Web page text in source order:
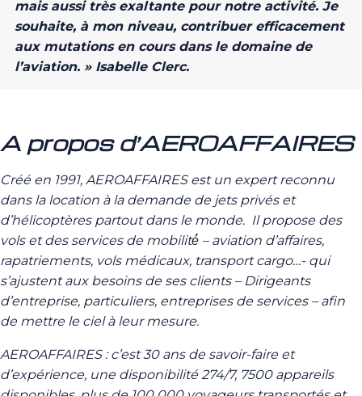
mais aussi très exaltante pour notre activité. Je
souhaite, à mon niveau, contribuer efficacement
aux mutations en cours dans le domaine de
l’aviation. » Isabelle Clerc.
A propos d’AEROAFFAIRES
Créé en 1991, AEROAFFAIRES est un expert reconnu
dans la location à la demande de jets privés et
d’hélicoptères partout dans le monde. Il propose des
vols et des services de mobilité́ – aviation d’affaires,
rapatriements, vols médicaux, transport cargo…- qui
s’ajustent aux besoins de ses clients – Dirigeants
d’entreprise, particuliers, entreprises de services – afin
de mettre le ciel à leur mesure.
AEROAFFAIRES : c’est 30 ans de savoir-faire et
d’expérience, une disponibilité 274/7, 7500 appareils